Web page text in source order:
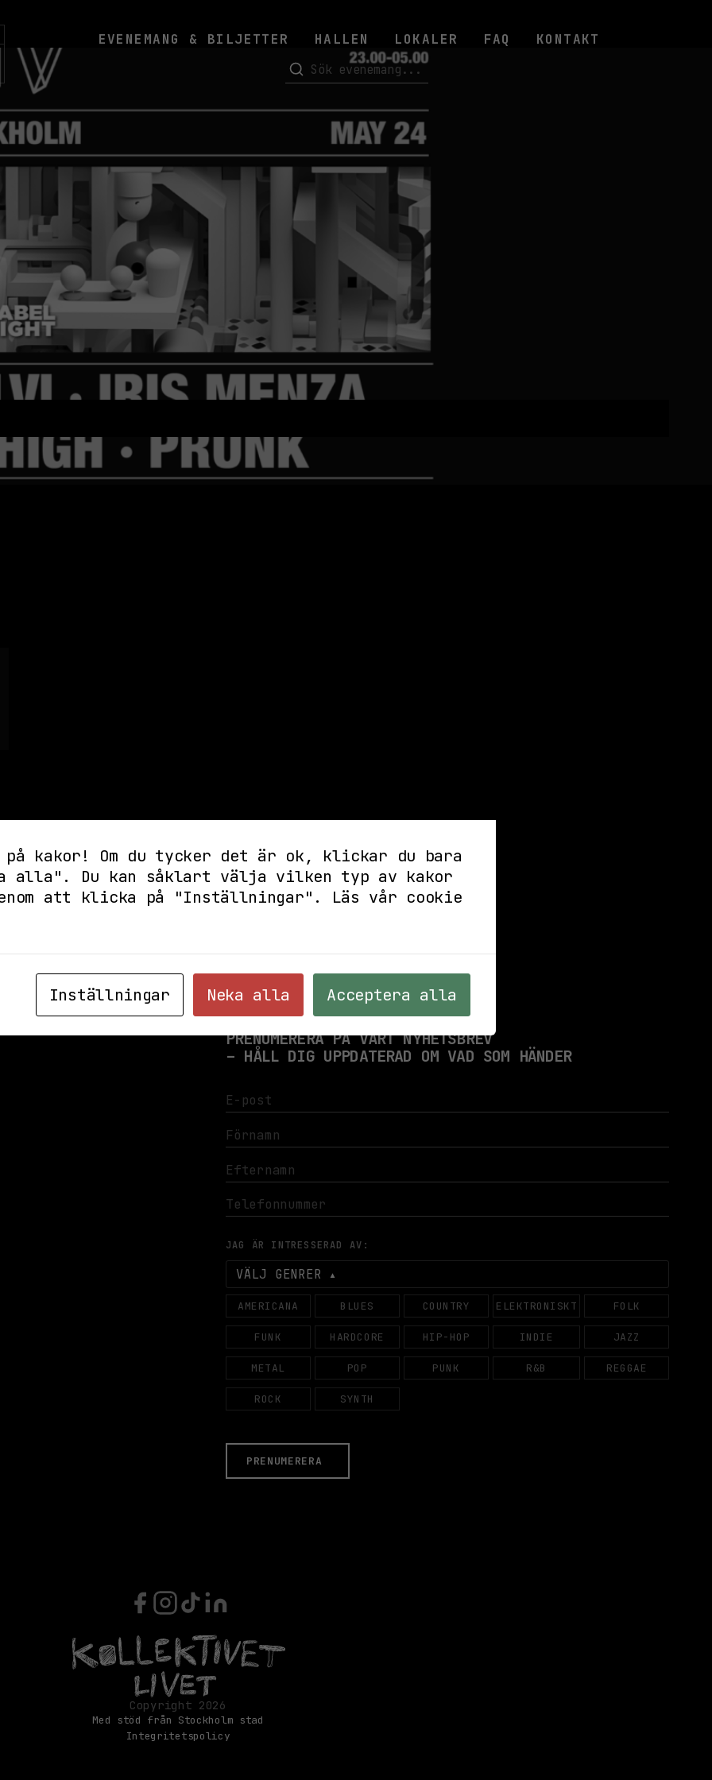
EVENEMANG & BILJETTER HALLEN LOKALER FAQ KONTAKT
PRENUMERERA PÅ VÅRT NYHETSBREV
– HÅLL DIG UPPDATERAD OM VAD SOM HÄNDER
JAG ÄR INTRESSERAD AV:
VÄLJ GENRER
AMERICANA BLUES COUNTRY ELEKTRONISKT FOLK
FUNK HARDCORE HIP-HOP INDIE JAZZ
METAL POP PUNK R&B REGGAE
ROCK SYNTH
PRENUMERERA
Med stöd från Stockholm stad
Integritetspolicy
på kakor! Om du tycker det är ok, klickar du bara
alla". Du kan såklart välja vilken typ av kakor
att klicka på "Inställningar". Läs vår cookie
Inställningar Neka alla Acceptera alla